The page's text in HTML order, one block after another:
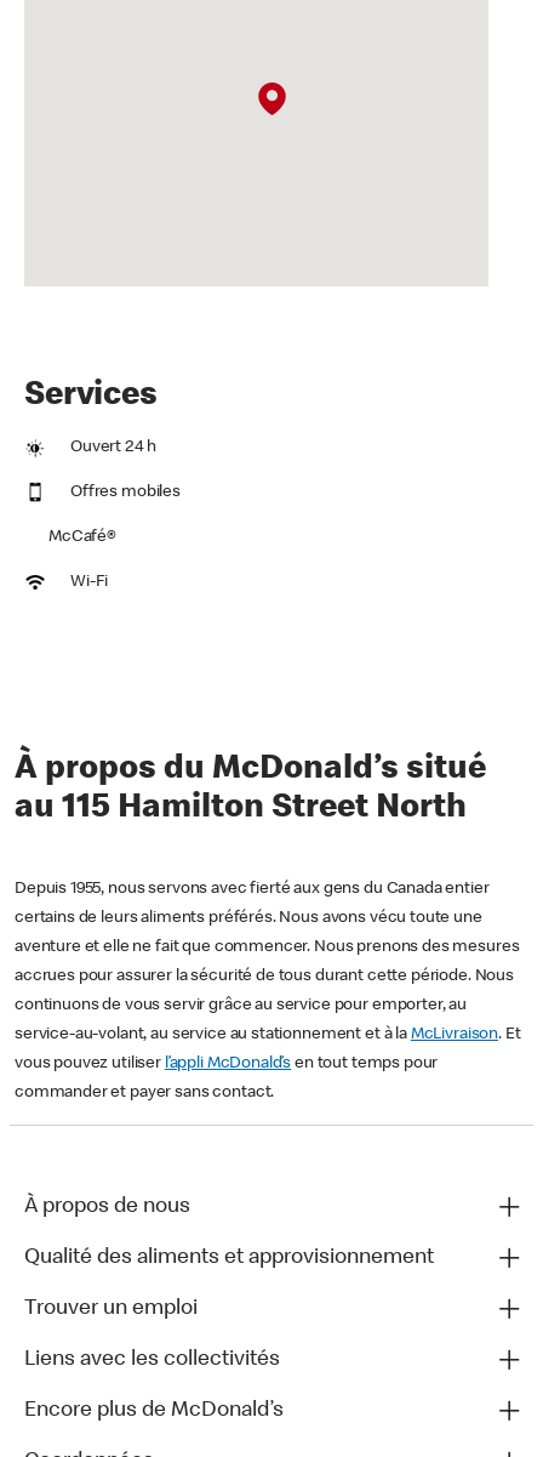
Services
Ouvert 24 h
Offres mobiles
McCafé®
Wi-Fi
À propos du McDonald’s situé
au 115 Hamilton Street North
Depuis 1955, nous servons avec fierté aux gens du Canada entier
certains de leurs aliments préférés. Nous avons vécu toute une
aventure et elle ne fait que commencer. Nous prenons des mesures
accrues pour assurer la sécurité de tous durant cette période. Nous
continuons de vous servir grâce au service pour emporter, au
service-au-volant, au service au stationnement et à la McLivraison. Et
vous pouvez utiliser l’appli McDonald’s en tout temps pour
commander et payer sans contact.
À propos de nous
Qualité des aliments et approvisionnement
Trouver un emploi
Liens avec les collectivités
Encore plus de McDonald’s